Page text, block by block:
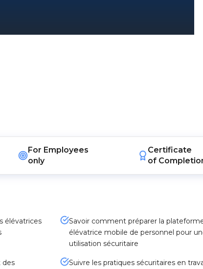
For Employees
only
Certificate
of
élévatrices
Savoir comment préparer la
élévatrice mobile de personnel pour
utilisation sécuritaire
des
Suivre les pratiques sécuritaires en